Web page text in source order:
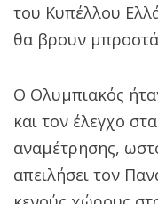
του Κυπέλλου
θα βρουν
Ο Ολυμπιακός
και τον έλεγχο
αναμέτρησης,
απειλήσει τον